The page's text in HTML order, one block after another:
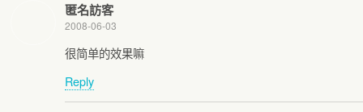
匿名訪客
2008-06-03
很简单的效果嘛
Reply